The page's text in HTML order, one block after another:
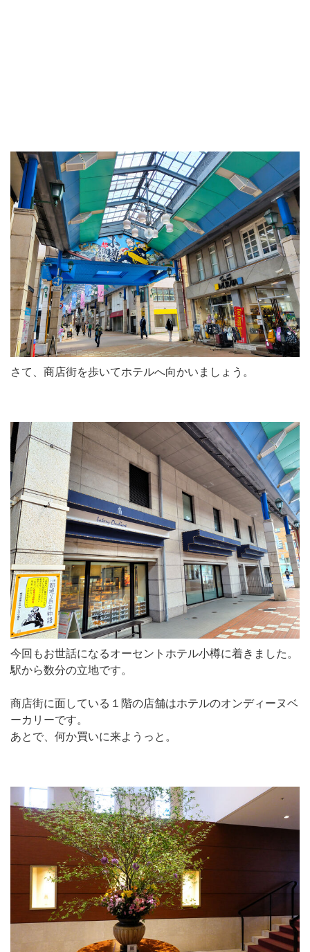
さて、商店街を歩いてホテルへ向かいましょう。
今回もお世話になるオーセントホテル小樽に着きました。
駅から数分の立地です。
商店街に面している１階の店舗はホテルのオンディーヌベ
ーカリーです。
あとで、何か買いに来ようっと。